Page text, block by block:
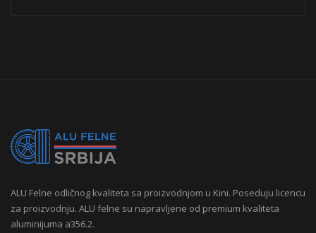
ALU Felne odličnog kvaliteta sa proizvodnjom u Kini. Poseduju licencu
za proizvodnju. ALU felne su napravljene od premium kvaliteta
aluminijuma a356.2.